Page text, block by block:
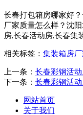
长春打包箱房哪家好
厂家质量怎么样？沈
房,长春活动房,长春集
相关标签： 集装箱房厂
上一条： 长春彩钢活
下一条： 长春彩钢活
网站首页
关于我们